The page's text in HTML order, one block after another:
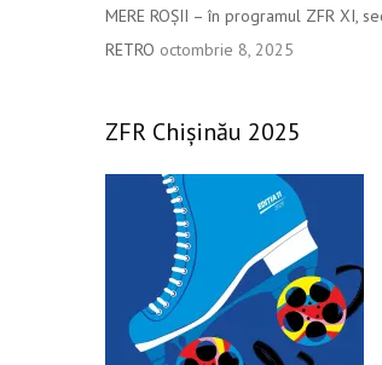
MERE ROȘII – în programul ZFR XI,
RETRO octombrie 8, 2025
ZFR Chișinău 2025